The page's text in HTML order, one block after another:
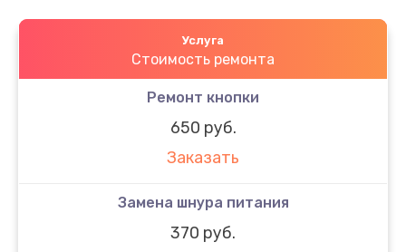
Услуга
Стоимость ремонта
Ремонт кнопки
650 руб.
Заказать
Замена шнура питания
370 руб.